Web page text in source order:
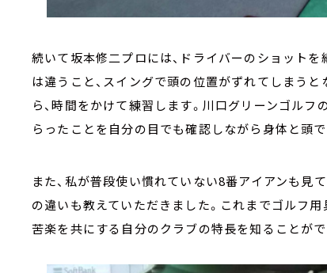
続いて坂本修二プロには、ドライバーのショット
は違うこと、スイングで頭の位置がずれてしまう
ら、時間をかけて練習します。川口グリーンゴル
らったことを自分の目でも確認しながら身体と頭
また、私が普段使い慣れていない8番アイアンも
の違いも教えていただきました。これまでゴルフ
苦楽を共にする自分のクラブの特長を知ることが